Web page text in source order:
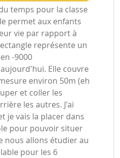
temps pour la classe
permet aux enfants
vie par rapport à
représente un
-9000
Elle couvre
environ 50m (eh
et coller les
les autres. J'ai
je vais la placer dans
pour pouvoir situer
nous allons étudier au
pour les 6